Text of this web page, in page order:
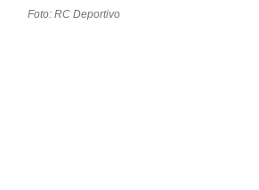
Foto: RC Deportivo